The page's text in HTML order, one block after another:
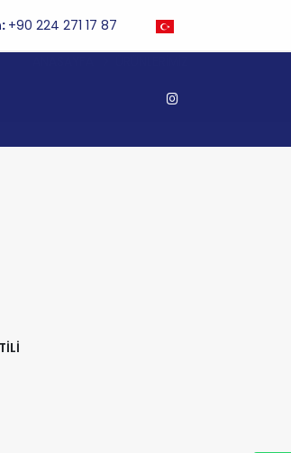
+90 224 271 17 87